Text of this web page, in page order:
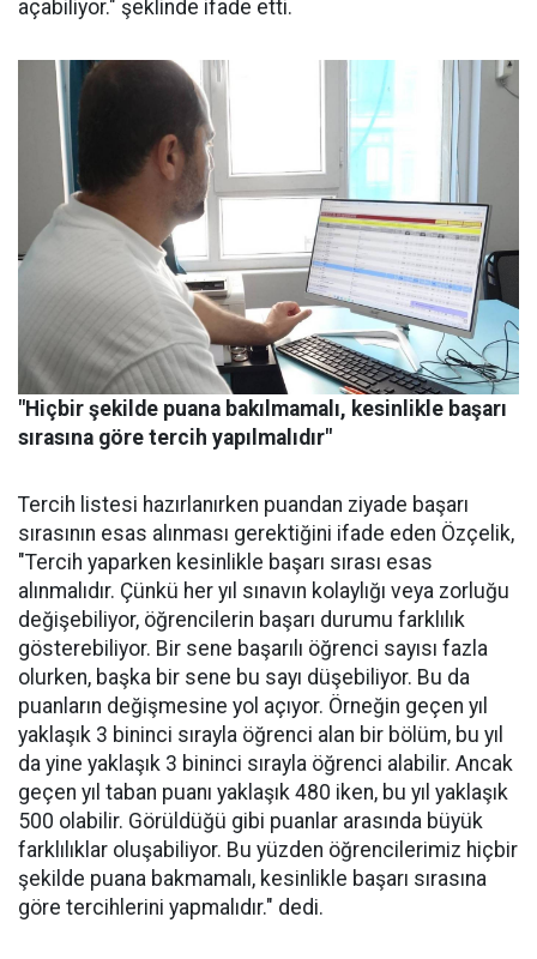
açabiliyor." şeklinde ifade etti.
"Hiçbir şekilde puana bakılmamalı, kesinlikle başarı
sırasına göre tercih yapılmalıdır"
Tercih listesi hazırlanırken puandan ziyade başarı
sırasının esas alınması gerektiğini ifade eden Özçelik,
"Tercih yaparken kesinlikle başarı sırası esas
alınmalıdır. Çünkü her yıl sınavın kolaylığı veya zorluğu
değişebiliyor, öğrencilerin başarı durumu farklılık
gösterebiliyor. Bir sene başarılı öğrenci sayısı fazla
olurken, başka bir sene bu sayı düşebiliyor. Bu da
puanların değişmesine yol açıyor. Örneğin geçen yıl
yaklaşık 3 bininci sırayla öğrenci alan bir bölüm, bu yıl
da yine yaklaşık 3 bininci sırayla öğrenci alabilir. Ancak
geçen yıl taban puanı yaklaşık 480 iken, bu yıl yaklaşık
500 olabilir. Görüldüğü gibi puanlar arasında büyük
farklılıklar oluşabiliyor. Bu yüzden öğrencilerimiz hiçbir
şekilde puana bakmamalı, kesinlikle başarı sırasına
göre tercihlerini yapmalıdır." dedi.